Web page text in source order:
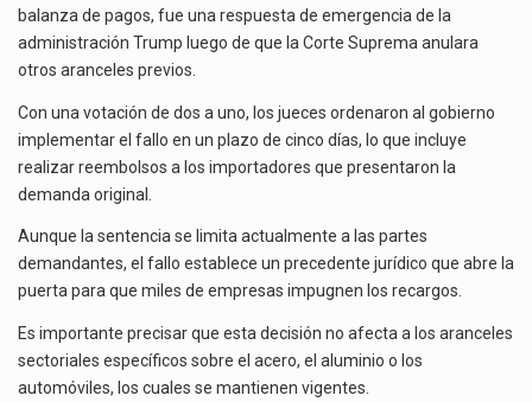
balanza de pagos, fue una respuesta de emergencia de la
administración Trump luego de que la Corte Suprema anulara
otros aranceles previos.
Con una votación de dos a uno, los jueces ordenaron al gobierno
implementar el fallo en un plazo de cinco días, lo que incluye
realizar reembolsos a los importadores que presentaron la
demanda original.
Aunque la sentencia se limita actualmente a las partes
demandantes, el fallo establece un precedente jurídico que abre la
puerta para que miles de empresas impugnen los recargos.
Es importante precisar que esta decisión no afecta a los aranceles
sectoriales específicos sobre el acero, el aluminio o los
automóviles, los cuales se mantienen vigentes.